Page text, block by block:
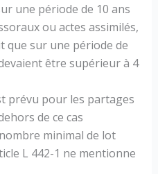
une période de 10 ans
ou actes assimilés,
que sur une période de
être supérieur à 4
prévu pour les partages
de ce cas
minimal de lot
L 442-1 ne mentionne